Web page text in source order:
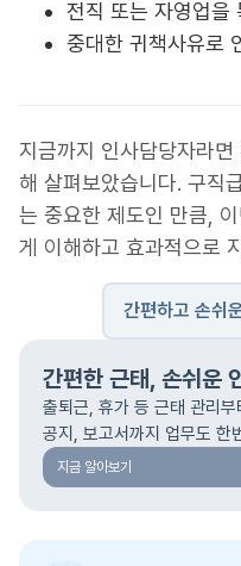
전직 또는 자영업을
중대한 귀책사유로
지금까지 인사담당자라
해 살펴보았습니다. 구직
는 중요한 제도인 만큼,
게 이해하고 효과적으로
간편하고 손쉬
간편한 근태, 손쉬운
출퇴근, 휴가 등 근태 관리부
공지, 보고서까지 업무도 한
지금 알아보기